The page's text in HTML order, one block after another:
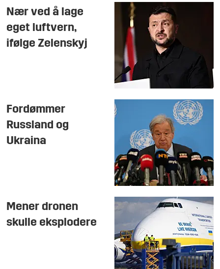
Nær ved å lage
eget luftvern,
ifølge Zelenskyj
Fordømmer
Russland og
Ukraina
Mener dronen
skulle eksplodere